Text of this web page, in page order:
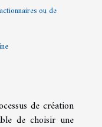
ou de
de création
de choisir une